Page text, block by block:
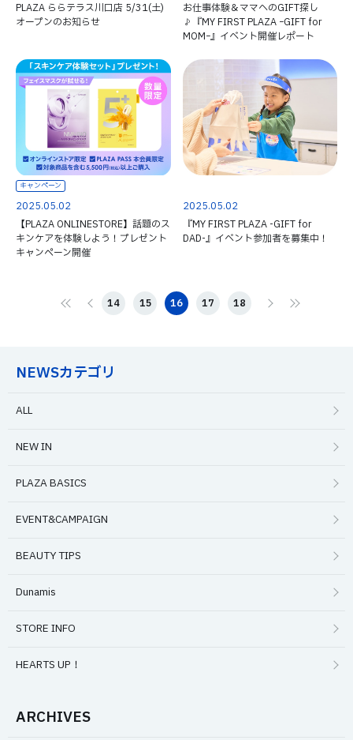
PLAZA ららテラス川口店 5/31(土)
オープンのお知らせ
お仕事体験＆ママへのGIFT探し
♪『MY FIRST PLAZA ｰGIFT for
MOMｰ』イベント開催レポート
キャンペーン
2025.05.02
【PLAZA ONLINESTORE】話題のス
キンケアを体験しよう！プレゼント
キャンペーン開催
2025.05.02
『MY FIRST PLAZA -GIFT for
DAD-』イベント参加者を募集中！
14 15 16 17 18
NEWSカテゴリ
ALL
NEW IN
PLAZA BASICS
EVENT&CAMPAIGN
BEAUTY TIPS
Dunamis
STORE INFO
HEARTS UP！
ARCHIVES